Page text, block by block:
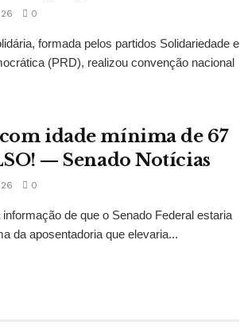
0
formada pelos partidos Solidariedade e
(PRD), realizou convenção nacional
idade mínima de 67
— Senado Notícias
0
de que o Senado Federal estaria
da aposentadoria que elevaria...